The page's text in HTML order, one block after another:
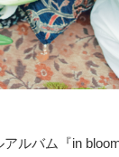
アルバム『in